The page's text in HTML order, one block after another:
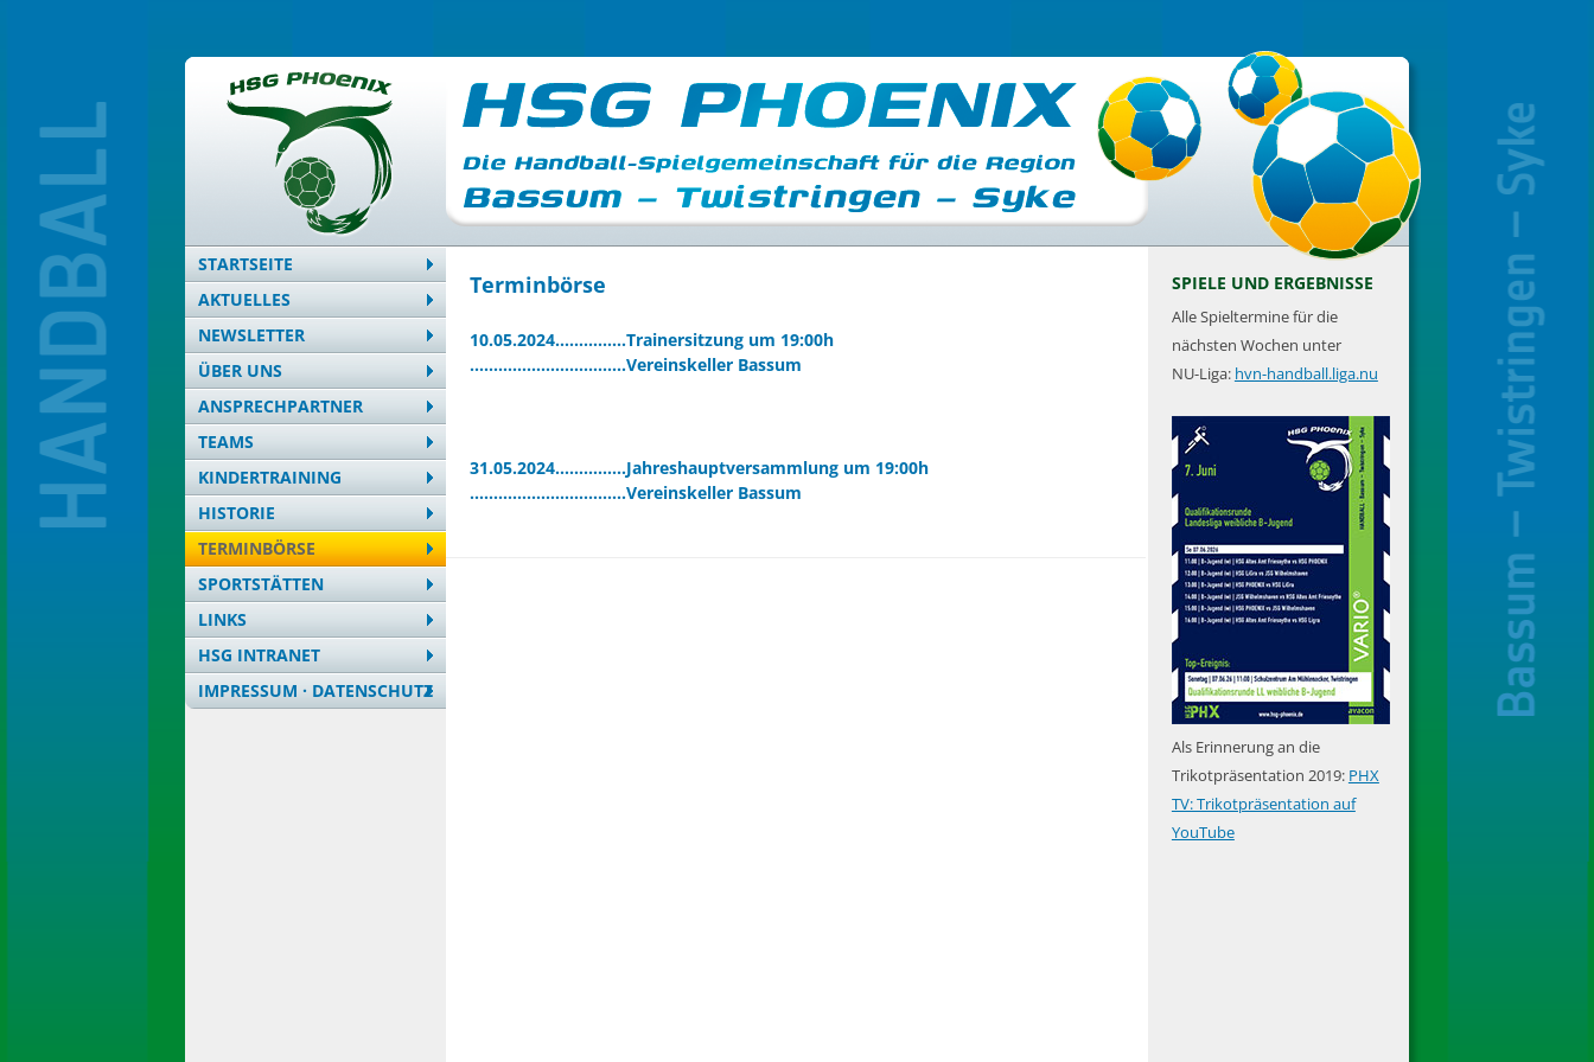
STARTSEITE
AKTUELLES
NEWSLETTER
ÜBER UNS
ANSPRECHPARTNER
TEAMS
KINDERTRAINING
HISTORIE
TERMINBÖRSE
SPORTSTÄTTEN
LINKS
HSG INTRANET
IMPRESSUM · DATENSCHUTZ
Terminbörse
10.05.2024……………Trainersitzung um 19:00h
……………………………Vereinskeller Bassum
31.05.2024……………Jahreshauptversammlung um 19:00h
……………………………Vereinskeller Bassum
SPIELE UND ERGEBNISSE
Alle Spieltermine für die
nächsten Wochen unter
NU-Liga: hvn-handball.liga.nu
Als Erinnerung an die
Trikotpräsentation 2019: PHX
TV: Trikotpräsentation auf
YouTube